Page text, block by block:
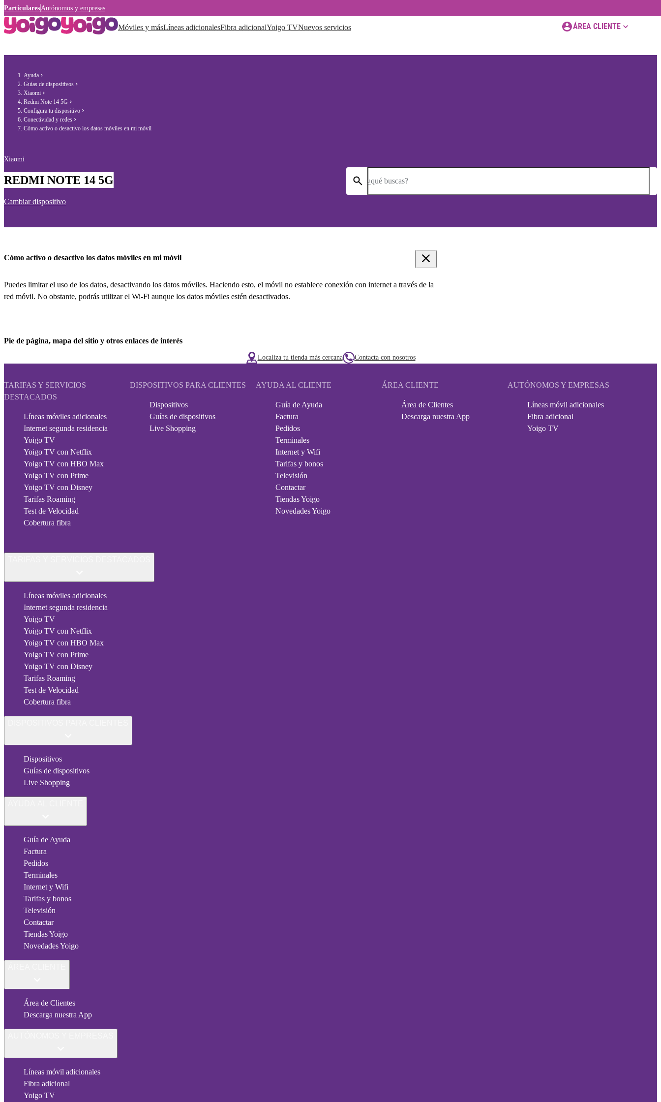
Particulares Autónomos y empresas
Móviles y másLíneas adicionalesFibra adicionalYoigo TVNuevos servicios ÁREA CLIENTE
Ayuda
Guías de dispositivos
Xiaomi
Redmi Note 14 5G
Configura tu dispositivo
Conectividad y redes
Cómo activo o desactivo los datos móviles en mi móvil
Xiaomi
REDMI NOTE 14 5G
Cambiar dispositivo
¿qué buscas?
Cómo activo o desactivo los datos móviles en mi móvil
Puedes limitar el uso de los datos, desactivando los datos móviles. Haciendo esto, el móvil no establece conexión con internet a través de la
red móvil. No obstante, podrás utilizar el Wi-Fi aunque los datos móviles estén desactivados.
Pie de página, mapa del sitio y otros enlaces de interés
Localiza tu tienda más cercana Contacta con nosotros
TARIFAS Y SERVICIOS
DESTACADOS
Líneas móviles adicionales
Internet segunda residencia
Yoigo TV
Yoigo TV con Netflix
Yoigo TV con HBO Max
Yoigo TV con Prime
Yoigo TV con Disney
Tarifas Roaming
Test de Velocidad
Cobertura fibra
DISPOSITIVOS PARA CLIENTES
Dispositivos
Guías de dispositivos
Live Shopping
AYUDA AL CLIENTE
Guía de Ayuda
Factura
Pedidos
Terminales
Internet y Wifi
Tarifas y bonos
Televisión
Contactar
Tiendas Yoigo
Novedades Yoigo
ÁREA CLIENTE
Área de Clientes
Descarga nuestra App
AUTÓNOMOS Y EMPRESAS
Líneas móvil adicionales
Fibra adicional
Yoigo TV
Líneas móviles adicionales
Internet segunda residencia
Yoigo TV
Yoigo TV con Netflix
Yoigo TV con HBO Max
Yoigo TV con Prime
Yoigo TV con Disney
Tarifas Roaming
Test de Velocidad
Cobertura fibra
Dispositivos
Guías de dispositivos
Live Shopping
Guía de Ayuda
Factura
Pedidos
Terminales
Internet y Wifi
Tarifas y bonos
Televisión
Contactar
Tiendas Yoigo
Novedades Yoigo
Área de Clientes
Descarga nuestra App
Líneas móvil adicionales
Fibra adicional
Yoigo TV